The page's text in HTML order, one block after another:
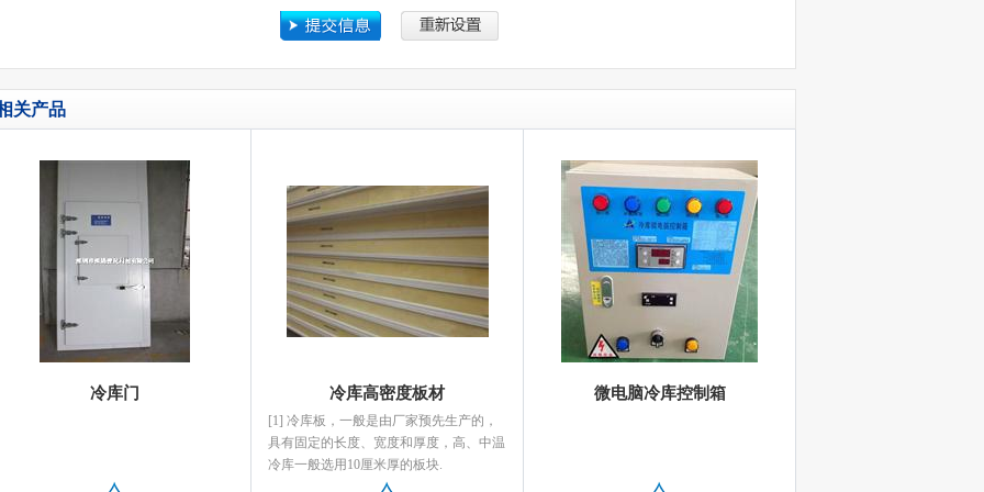
关产品
冷库门 冷库高密度板材
[1] 冷库板，一般是由厂家预先生产的，
具有固定的长度、宽度和厚度，高、中温
冷库一般选用10厘米厚的板块.
微电脑冷库控制箱